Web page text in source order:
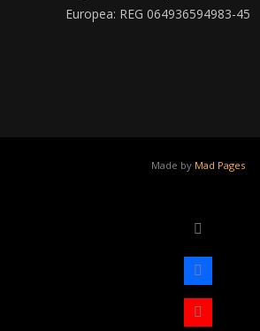
Europea: REG 064936594983-45
Made by Mad Pages
facebook
youtube